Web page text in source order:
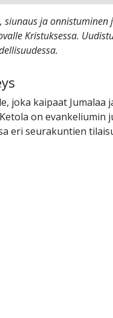
siunaus ja onnistuminen
Kristuksessa.
joka kaipaat Jumalaa
on evankeliumin
eri seurakuntien